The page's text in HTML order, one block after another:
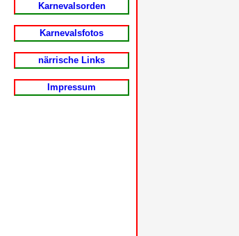
Karnevalsorden
Karnevalsfotos
närrische Links
Impressum